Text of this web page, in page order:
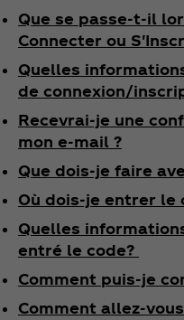
Que se passe-t-il
Connecter ou
Quelles
de connexion/
Recevrai-je une
mon e-mail ?
Que dois-je faire
Où dois-je entrer le
Quelles
entré le code?
Comment puis-je
Comment allez-